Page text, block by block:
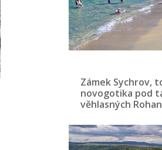
Zámek Sychrov,
novogotika pod
věhlasných